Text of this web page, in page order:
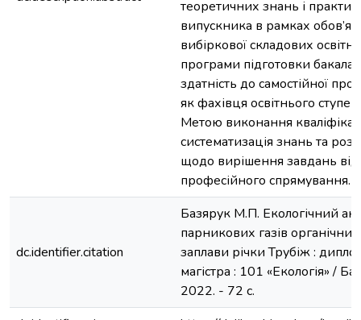
теоретичних знань і
випускника в рамках
вибіркової складових
програми підготовки
здатність до самостійної
як фахівця освітнього
Метою виконання
систематизація знань та
щодо вирішення завдань
професійного спрямування.
dc.identifier.citation
Базярук М.П. Екологічний
парникових газів
заплави річки Трубіж :
магістра : 101 «Екологія» /
2022. - 72 с.